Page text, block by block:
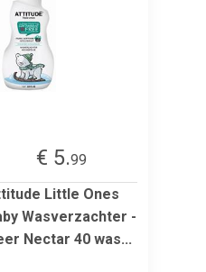
€ 5.99
Little Ones
Wasverzachter -
Nectar 40 was...